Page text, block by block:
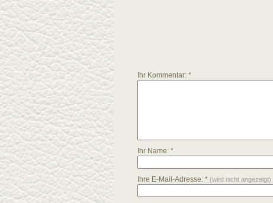
Ihr Kommentar: *
Ihr Name: *
Ihre E-Mail-Adresse: * (wird nicht angezeigt)